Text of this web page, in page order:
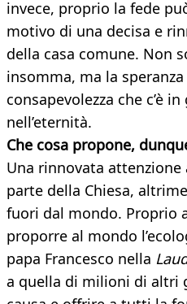
invece, proprio la fede
motivo di una decisa e
della casa comune. Non
insomma, ma la speranza
consapevolezza che c’è
nell’eternità.
Che cosa propone,
Una rinnovata
parte della Chiesa,
fuori dal mondo. Proprio
proporre al mondo
papa Francesco nella
a quella di milioni di altri